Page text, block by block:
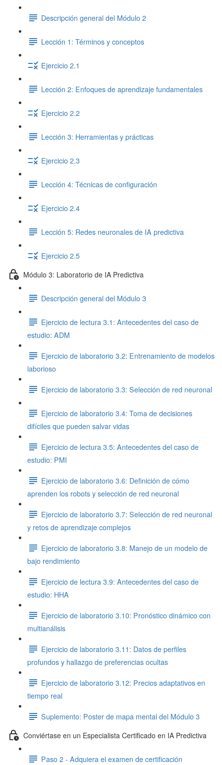
Descripción general del Módulo 2
Lección 1: Términos y conceptos
Ejercicio 2.1
Lección 2: Enfoques de aprendizaje fundamentales
Ejercicio 2.2
Lección 3: Herramientas y prácticas
Ejercicio 2.3
Lección 4: Técnicas de configuración
Ejercicio 2.4
Lección 5: Redes neuronales de IA predictiva
Ejercicio 2.5
Módulo 3: Laboratorio de IA Predictiva
Descripción general del Módulo 3
Ejercicio de lectura 3.1: Antecedentes del caso de
estudio: ADM
Ejercicio de laboratorio 3.2: Entrenamiento de modelos
laborioso
Ejercicio de laboratorio 3.3: Selección de red neuronal
Ejercicio de laboratorio 3.4: Toma de decisiones
difíciles que pueden salvar vidas
Ejercicio de lectura 3.5: Antecedentes del caso de
estudio: PMI
Ejercicio de laboratorio 3.6: Definición de cómo
aprenden los robots y selección de red neuronal
Ejercicio de laboratorio 3.7: Selección de red neuronal
y retos de aprendizaje complejos
Ejercicio de laboratorio 3.8: Manejo de un modelo de
bajo rendimiento
Ejercicio de lectura 3.9: Antecedentes del caso de
estudio: HHA
Ejercicio de laboratorio 3.10: Pronóstico dinámico con
multianálisis
Ejercicio de laboratorio 3.11: Datos de perfiles
profundos y hallazgo de preferencias ocultas
Ejercicio de laboratorio 3.12: Precios adaptativos en
tiempo real
Suplemento: Poster de mapa mental del Módulo 3
Conviértase en un Especialista Certificado en IA Predictiva
Paso 2 - Adquiera el examen de certificación